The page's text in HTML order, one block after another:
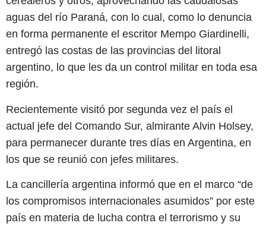
aguas del río Paraná, con lo cual, como lo denuncia
en forma permanente el escritor Mempo Giardinelli,
entregó las costas de las provincias del litoral
argentino, lo que les da un control militar en toda esa
región.
Recientemente visitó por segunda vez el país el
actual jefe del Comando Sur, almirante Alvin Holsey,
para permanecer durante tres días en Argentina, en
los que se reunió con jefes militares.
La cancillería argentina informó que en el marco “de
los compromisos internacionales asumidos” por este
país en materia de lucha contra el terrorismo y su